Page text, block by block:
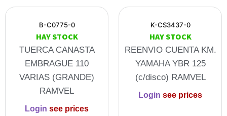
B-C0775-0
HAY STOCK
TUERCA CANASTA
EMBRAGUE 110
VARIAS (GRANDE)
RAMVEL
Login see prices
K-CS3437-0
HAY STOCK
REENVIO CUENTA KM.
YAMAHA YBR 125
(c/disco) RAMVEL
Login see prices